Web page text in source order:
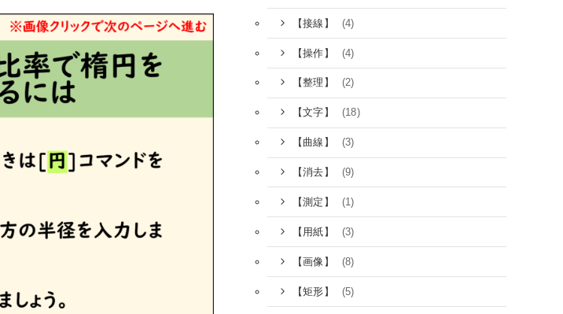
【接線】 (4)
【操作】 (4)
【整理】 (2)
【文字】 (18)
【曲線】 (3)
【消去】 (9)
【測定】 (1)
【用紙】 (3)
【画像】 (8)
【矩形】 (5)